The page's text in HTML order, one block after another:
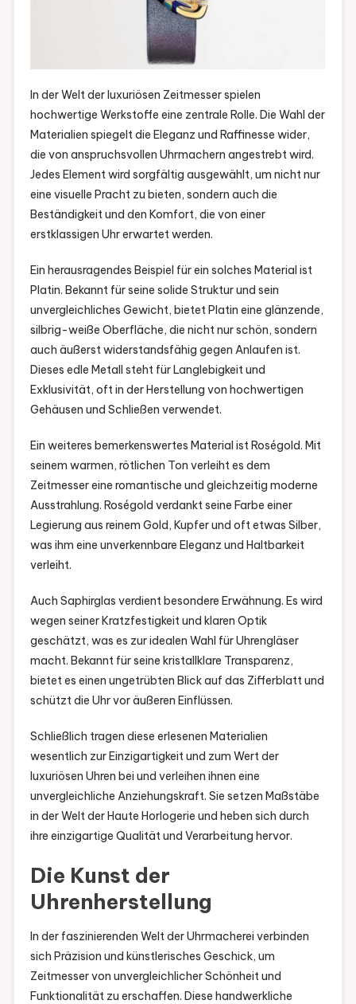
In der Welt der luxuriösen Zeitmesser spielen
hochwertige Werkstoffe eine zentrale Rolle. Die Wahl der
Materialien spiegelt die Eleganz und Raffinesse wider,
die von anspruchsvollen Uhrmachern angestrebt wird.
Jedes Element wird sorgfältig ausgewählt, um nicht nur
eine visuelle Pracht zu bieten, sondern auch die
Beständigkeit und den Komfort, die von einer
erstklassigen Uhr erwartet werden.
Ein herausragendes Beispiel für ein solches Material ist
Platin. Bekannt für seine solide Struktur und sein
unvergleichliches Gewicht, bietet Platin eine glänzende,
silbrig-weiße Oberfläche, die nicht nur schön, sondern
auch äußerst widerstandsfähig gegen Anlaufen ist.
Dieses edle Metall steht für Langlebigkeit und
Exklusivität, oft in der Herstellung von hochwertigen
Gehäusen und Schließen verwendet.
Ein weiteres bemerkenswertes Material ist Roségold. Mit
seinem warmen, rötlichen Ton verleiht es dem
Zeitmesser eine romantische und gleichzeitig moderne
Ausstrahlung. Roségold verdankt seine Farbe einer
Legierung aus reinem Gold, Kupfer und oft etwas Silber,
was ihm eine unverkennbare Eleganz und Haltbarkeit
verleiht.
Auch Saphirglas verdient besondere Erwähnung. Es wird
wegen seiner Kratzfestigkeit und klaren Optik
geschätzt, was es zur idealen Wahl für Uhrengläser
macht. Bekannt für seine kristallklare Transparenz,
bietet es einen ungetrübten Blick auf das Zifferblatt und
schützt die Uhr vor äußeren Einflüssen.
Schließlich tragen diese erlesenen Materialien
wesentlich zur Einzigartigkeit und zum Wert der
luxuriösen Uhren bei und verleihen ihnen eine
unvergleichliche Anziehungskraft. Sie setzen Maßstäbe
in der Welt der Haute Horlogerie und heben sich durch
ihre einzigartige Qualität und Verarbeitung hervor.
Die Kunst der
Uhrenherstellung
In der faszinierenden Welt der Uhrmacherei verbinden
sich Präzision und künstlerisches Geschick, um
Zeitmesser von unvergleichlicher Schönheit und
Funktionalität zu erschaffen. Diese handwerkliche